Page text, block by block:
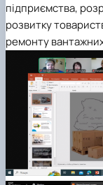
підприємства,
розвитку
ремонту